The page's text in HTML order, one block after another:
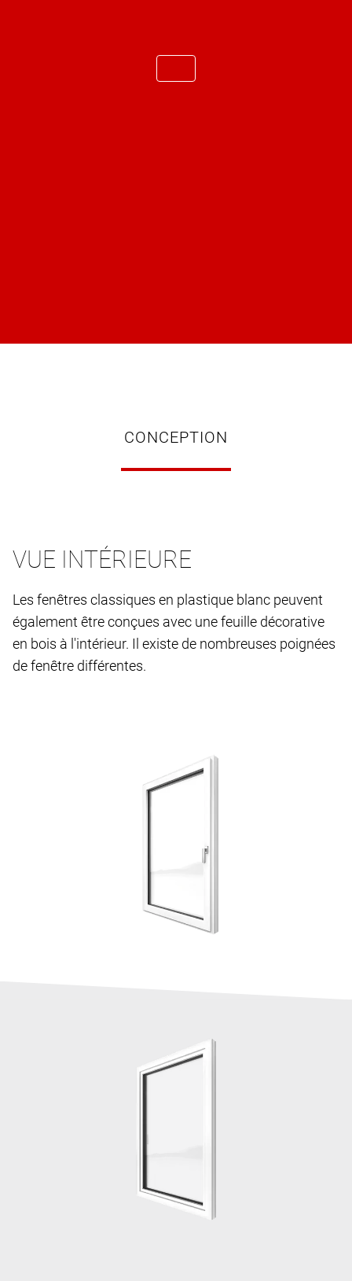
CONCEPTION
VUE INTÉRIEURE
Les fenêtres classiques en plastique blanc peuvent
également être conçues avec une feuille décorative
en bois à l'intérieur. Il existe de nombreuses poignées
de fenêtre différentes.